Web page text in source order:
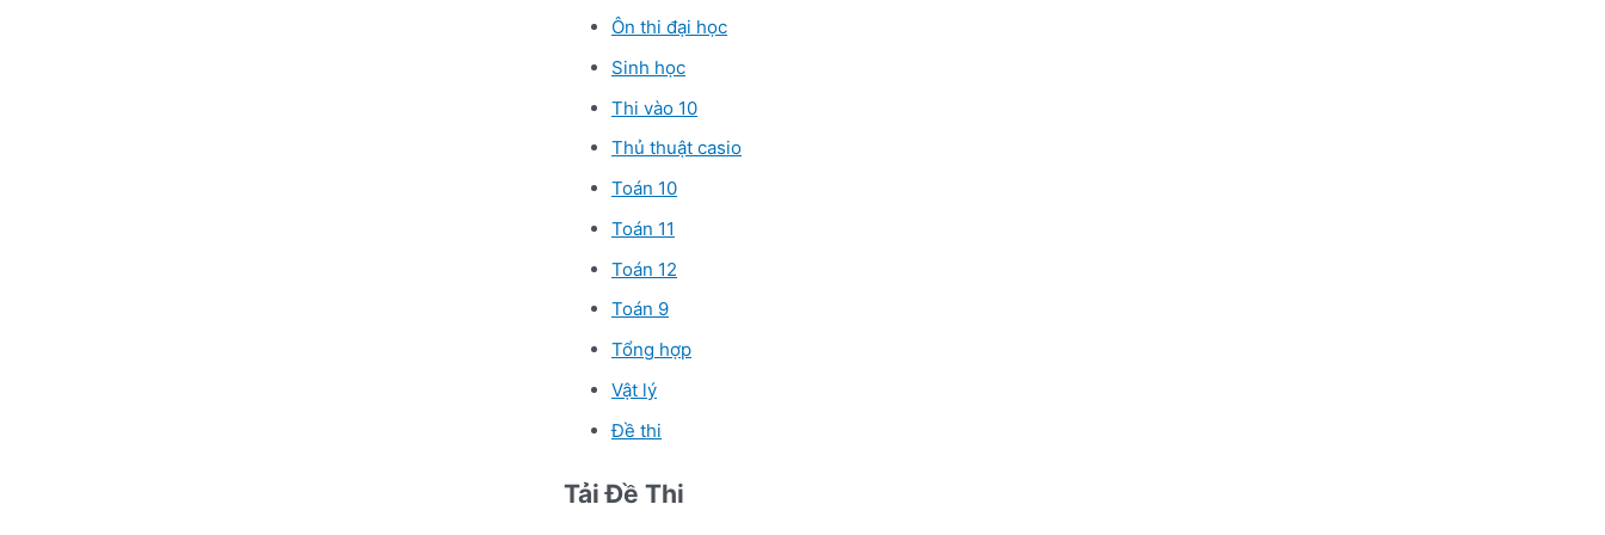
Ôn thi đại học
Sinh học
Thi vào 10
Thủ thuật casio
Toán 10
Toán 11
Toán 12
Toán 9
Tổng hợp
Vật lý
Đề thi
Tải Đề Thi